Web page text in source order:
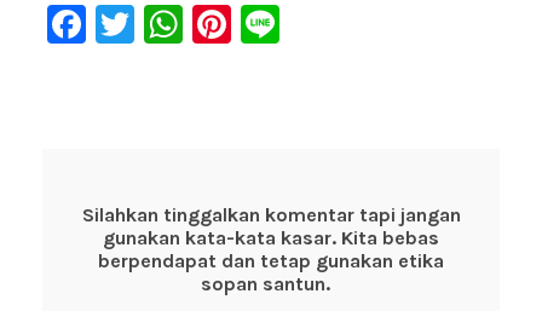
F
o
o
T
W
p
p
Pi
Silahkan tinggalkan komentar tapi jangan
gunakan kata-kata kasar. Kita bebas
berpendapat dan tetap gunakan etika
sopan santun.